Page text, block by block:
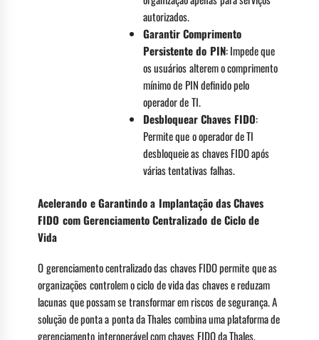
autorizados.
Garantir Comprimento
Persistente do PIN: Impede que
os usuários alterem o comprimento
mínimo de PIN definido pelo
operador de TI.
Desbloquear Chaves FIDO:
Permite que o operador de TI
desbloqueie as chaves FIDO após
várias tentativas falhas.
Acelerando e Garantindo a Implantação das Chaves
FIDO com Gerenciamento Centralizado de Ciclo de
Vida
O gerenciamento centralizado das chaves FIDO permite que as
organizações controlem o ciclo de vida das chaves e reduzam
lacunas que possam se transformar em riscos de segurança. A
solução de ponta a ponta da Thales combina uma plataforma de
gerenciamento interoperável com chaves FIDO da Thales,